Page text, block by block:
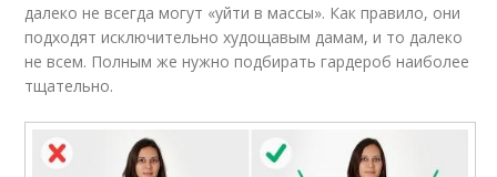
далеко не всегда могут «уйти в массы». Как правило, они
подходят исключительно худощавым дамам, и то далеко
не всем. Полным же нужно подбирать гардероб наиболее
тщательно.